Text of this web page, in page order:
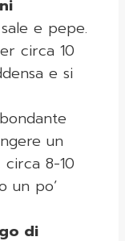
e pepe.
circa 10
e si
un
8-10
un po’
di